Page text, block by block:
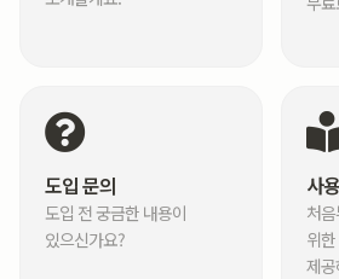
도입 문의
도입 전 궁금한 내용이
있으신가요?
사
처
위
제